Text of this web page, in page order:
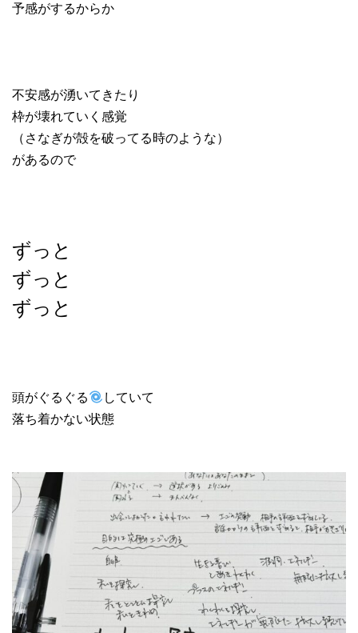
予感がするからか
不安感が湧いてきたり
枠が壊れていく感覚
（さなぎが殻を破ってる時のような）
があるので
ずっと
ずっと
ずっと
頭がぐるぐる
していて
落ち着かない状態